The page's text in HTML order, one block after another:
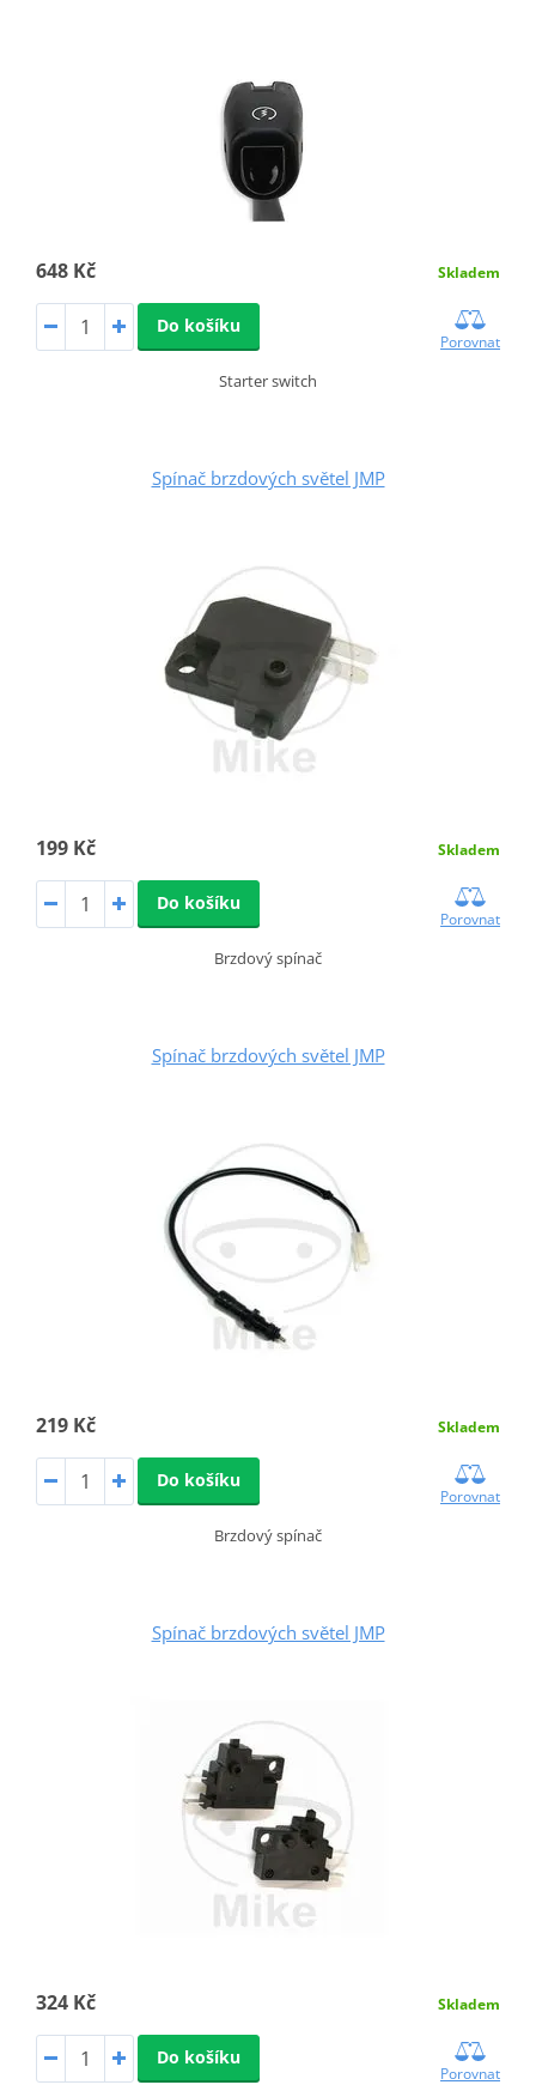
648 Kč Skladem
Do košíku
Porovnat
Starter switch
Spínač brzdových světel JMP
199 Kč Skladem
Do košíku
Porovnat
Brzdový spínač
Spínač brzdových světel JMP
219 Kč Skladem
Do košíku
Porovnat
Brzdový spínač
Spínač brzdových světel JMP
324 Kč Skladem
Do košíku
Porovnat